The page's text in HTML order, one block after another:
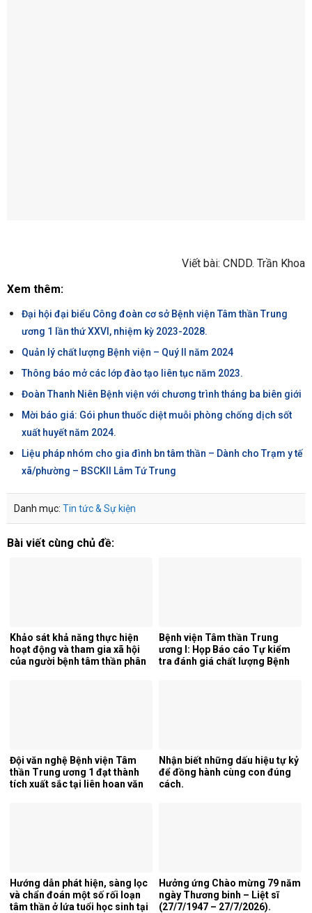
Viết bài: CNDD. Trần Khoa
Xem thêm:
Đại hội đại biểu Công đoàn cơ sở Bệnh viện Tâm thần Trung
ương 1 lần thứ XXVI, nhiệm kỳ 2023-2028.
Quản lý chất lượng Bệnh viện – Quý II năm 2024
Thông báo mở các lớp đào tạo liên tục năm 2023.
Đoàn Thanh Niên Bệnh viện với chương trình tháng ba biên giới
Mời báo giá: Gói phun thuốc diệt muỗi phòng chống dịch sốt
xuất huyết năm 2024.
Liệu pháp nhóm cho gia đình bn tâm thần – Dành cho Trạm y tế
xã/phường – BSCKII Lâm Tứ Trung
Danh mục: Tin tức & Sự kiện
Bài viết cùng chủ đề:
Khảo sát khả năng thực hiện
hoạt động và tham gia xã hội
của người bệnh tâm thần phân
Bệnh viện Tâm thần Trung
ương I: Họp Báo cáo Tự kiểm
tra đánh giá chất lượng Bệnh
Đội văn nghệ Bệnh viện Tâm
thần Trung ương 1 đạt thành
tích xuất sắc tại liên hoan văn
Nhận biết những dấu hiệu tự kỷ
để đồng hành cùng con đúng
cách.
Hướng dẫn phát hiện, sàng lọc
và chẩn đoán một số rối loạn
tâm thần ở lứa tuổi học sinh tại
Hưởng ứng Chào mừng 79 năm
ngày Thương binh – Liệt sĩ
(27/7/1947 – 27/7/2026).